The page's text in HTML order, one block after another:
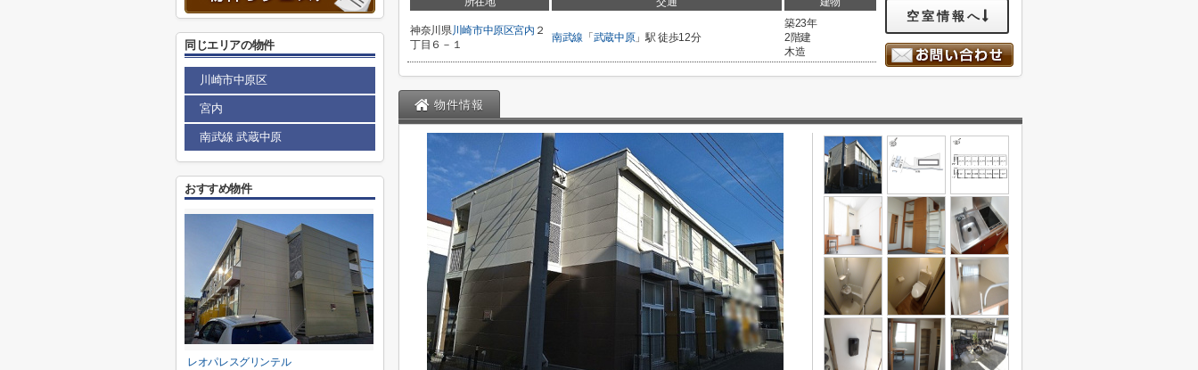
神奈川県川崎市中原区宮内 ２
丁目６－１
南武線 「 武蔵中原」駅 徒歩12分
築23年
2階建
木造
空室情報へ
物件情報
同じエリアの物件
川崎市中原区
宮内
南武線 武蔵中原
おすすめ物件
レオパレスグリンテル